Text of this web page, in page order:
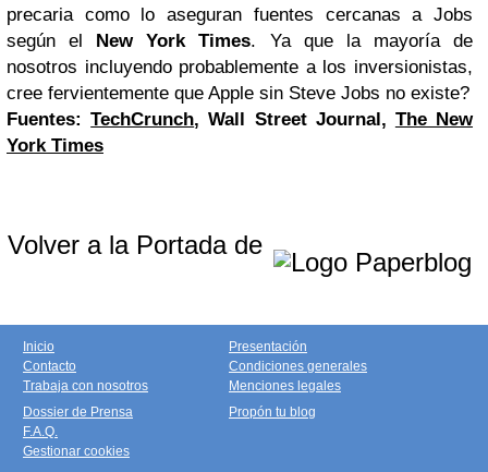
precaria como lo aseguran fuentes cercanas a Jobs
según el New York Times. Ya que la mayoría de
nosotros incluyendo probablemente a los inversionistas,
cree fervientemente que Apple sin Steve Jobs no existe?
Fuentes:TechCrunch, Wall Street Journal, The New
York Times
Volver a la Portada de
Inicio
Contacto
Trabaja con nosotros
Presentación
Condiciones generales
Menciones legales
Dossier de Prensa
F.A.Q.
Gestionar cookies
Propón tu blog